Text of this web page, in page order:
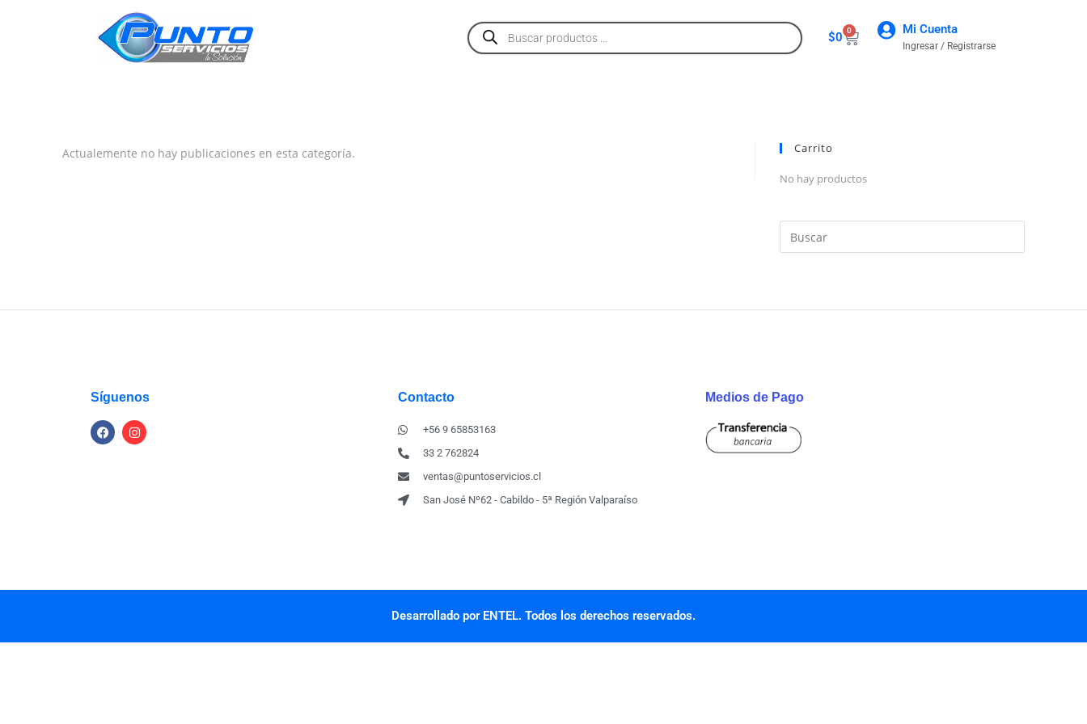
$0 0 Mi Cuenta
Ingresar / Registrarse
Actualemente no hay publicaciones en esta categoría. Carrito
No hay productos
Síguenos Contacto
+56 9 65853163
33 2 762824
ventas@puntoservicios.cl
San José Nº62 - Cabildo - 5ª Región Valparaíso
Medios de Pago
Desarrollado por ENTEL. Todos los derechos reservados.